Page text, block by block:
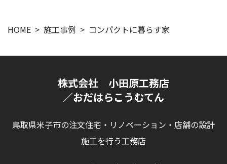
HOME 施工事例 コンパクトに暮らす家
株式会社 小田原工務店
／おだはらこうむてん
鳥取県米子市の注文住宅・リノベーション・店舗の設計
施工を行う工務店